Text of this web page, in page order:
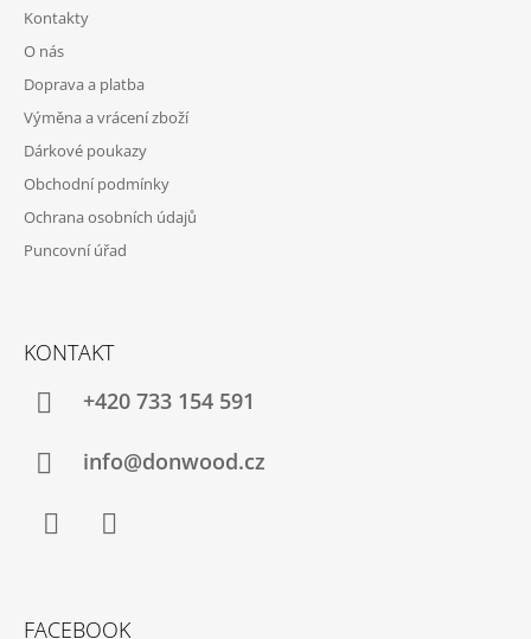
Kontakty
O nás
Doprava a platba
Výměna a vrácení zboží
Dárkové poukazy
Obchodní podmínky
Ochrana osobních údajů
Puncovní úřad
KONTAKT
+420 733 154 591
info@donwood.cz
FACEBOOK